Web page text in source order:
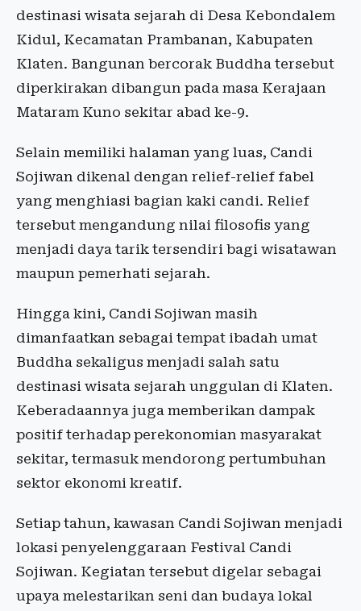
destinasi wisata sejarah di Desa Kebondalem
Kidul, Kecamatan Prambanan, Kabupaten
Klaten. Bangunan bercorak Buddha tersebut
diperkirakan dibangun pada masa Kerajaan
Mataram Kuno sekitar abad ke-9.
Selain memiliki halaman yang luas, Candi
Sojiwan dikenal dengan relief-relief fabel
yang menghiasi bagian kaki candi. Relief
tersebut mengandung nilai filosofis yang
menjadi daya tarik tersendiri bagi wisatawan
maupun pemerhati sejarah.
Hingga kini, Candi Sojiwan masih
dimanfaatkan sebagai tempat ibadah umat
Buddha sekaligus menjadi salah satu
destinasi wisata sejarah unggulan di Klaten.
Keberadaannya juga memberikan dampak
positif terhadap perekonomian masyarakat
sekitar, termasuk mendorong pertumbuhan
sektor ekonomi kreatif.
Setiap tahun, kawasan Candi Sojiwan menjadi
lokasi penyelenggaraan Festival Candi
Sojiwan. Kegiatan tersebut digelar sebagai
upaya melestarikan seni dan budaya lokal